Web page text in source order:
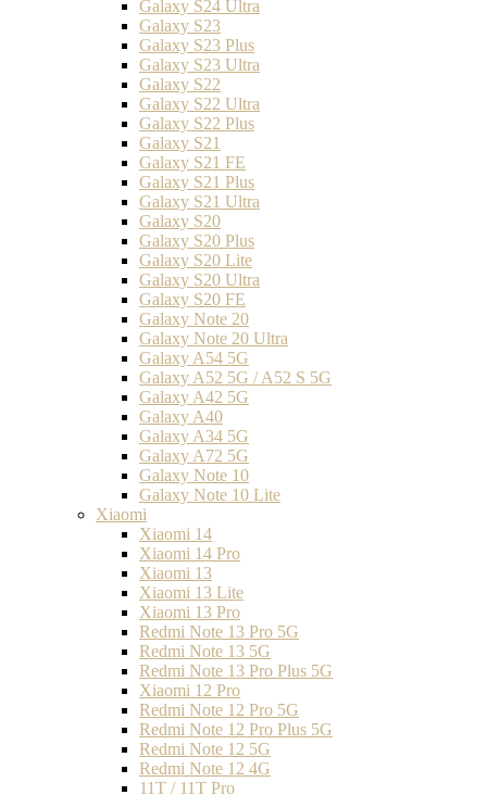
Galaxy S24 Ultra
Galaxy S23
Galaxy S23 Plus
Galaxy S23 Ultra
Galaxy S22
Galaxy S22 Ultra
Galaxy S22 Plus
Galaxy S21
Galaxy S21 FE
Galaxy S21 Plus
Galaxy S21 Ultra
Galaxy S20
Galaxy S20 Plus
Galaxy S20 Lite
Galaxy S20 Ultra
Galaxy S20 FE
Galaxy Note 20
Galaxy Note 20 Ultra
Galaxy A54 5G
Galaxy A52 5G / A52 S 5G
Galaxy A42 5G
Galaxy A40
Galaxy A34 5G
Galaxy A72 5G
Galaxy Note 10
Galaxy Note 10 Lite
Xiaomi
Xiaomi 14
Xiaomi 14 Pro
Xiaomi 13
Xiaomi 13 Lite
Xiaomi 13 Pro
Redmi Note 13 Pro 5G
Redmi Note 13 5G
Redmi Note 13 Pro Plus 5G
Xiaomi 12 Pro
Redmi Note 12 Pro 5G
Redmi Note 12 Pro Plus 5G
Redmi Note 12 5G
Redmi Note 12 4G
11T / 11T Pro